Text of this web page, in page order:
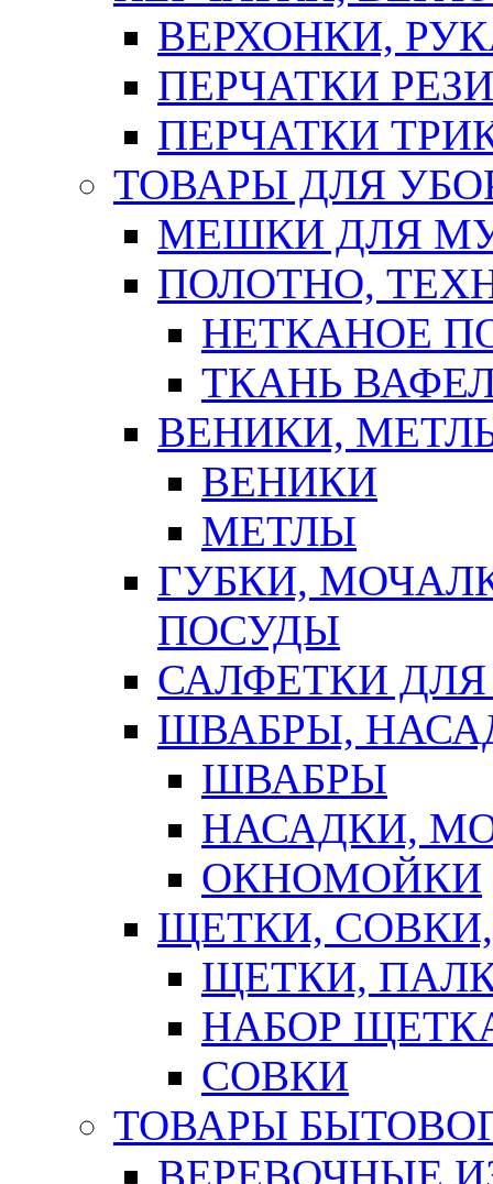
ВЕРХОНКИ,
ПЕРЧАТКИ
ПЕРЧАТКИ
ТОВАРЫ ДЛЯ
МЕШКИ ДЛЯ
ПОЛОТНО,
НЕТКАНОЕ
ТКАНЬ
ВЕНИКИ,
ВЕНИКИ
МЕТЛЫ
ГУБКИ,
ПОСУДЫ
САЛФЕТКИ
ШВАБРЫ,
ШВАБРЫ
НАСАДКИ,
ОКНОМОЙКИ
ЩЕТКИ,
ЩЕТКИ,
НАБОР
СОВКИ
ТОВАРЫ